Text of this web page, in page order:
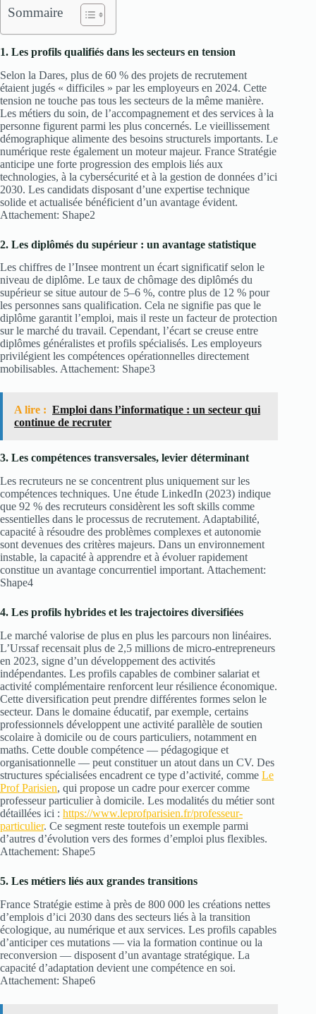
Sommaire
1. Les profils qualifiés dans les secteurs en tension
Selon la Dares, plus de 60 % des projets de recrutement
étaient jugés « difficiles » par les employeurs en 2024. Cette
tension ne touche pas tous les secteurs de la même manière.
Les métiers du soin, de l’accompagnement et des services à la
personne figurent parmi les plus concernés. Le vieillissement
démographique alimente des besoins structurels importants. Le
numérique reste également un moteur majeur. France Stratégie
anticipe une forte progression des emplois liés aux
technologies, à la cybersécurité et à la gestion de données d’ici
2030. Les candidats disposant d’une expertise technique
solide et actualisée bénéficient d’un avantage évident.
Attachement: Shape2
2. Les diplômés du supérieur : un avantage statistique
Les chiffres de l’Insee montrent un écart significatif selon le
niveau de diplôme. Le taux de chômage des diplômés du
supérieur se situe autour de 5–6 %, contre plus de 12 % pour
les personnes sans qualification. Cela ne signifie pas que le
diplôme garantit l’emploi, mais il reste un facteur de protection
sur le marché du travail. Cependant, l’écart se creuse entre
diplômes généralistes et profils spécialisés. Les employeurs
privilégient les compétences opérationnelles directement
mobilisables. Attachement: Shape3
A lire : Emploi dans l’informatique : un secteur qui
continue de recruter
3. Les compétences transversales, levier déterminant
Les recruteurs ne se concentrent plus uniquement sur les
compétences techniques. Une étude LinkedIn (2023) indique
que 92 % des recruteurs considèrent les soft skills comme
essentielles dans le processus de recrutement. Adaptabilité,
capacité à résoudre des problèmes complexes et autonomie
sont devenues des critères majeurs. Dans un environnement
instable, la capacité à apprendre et à évoluer rapidement
constitue un avantage concurrentiel important. Attachement:
Shape4
4. Les profils hybrides et les trajectoires diversifiées
Le marché valorise de plus en plus les parcours non linéaires.
L’Urssaf recensait plus de 2,5 millions de micro-entrepreneurs
en 2023, signe d’un développement des activités
indépendantes. Les profils capables de combiner salariat et
activité complémentaire renforcent leur résilience économique.
Cette diversification peut prendre différentes formes selon le
secteur. Dans le domaine éducatif, par exemple, certains
professionnels développent une activité parallèle de soutien
scolaire à domicile ou de cours particuliers, notamment en
maths. Cette double compétence — pédagogique et
organisationnelle — peut constituer un atout dans un CV. Des
structures spécialisées encadrent ce type d’activité, comme Le
Prof Parisien, qui propose un cadre pour exercer comme
professeur particulier à domicile. Les modalités du métier sont
détaillées ici : https://www.leprofparisien.fr/professeur-
particulier. Ce segment reste toutefois un exemple parmi
d’autres d’évolution vers des formes d’emploi plus flexibles.
Attachement: Shape5
5. Les métiers liés aux grandes transitions
France Stratégie estime à près de 800 000 les créations nettes
d’emplois d’ici 2030 dans des secteurs liés à la transition
écologique, au numérique et aux services. Les profils capables
d’anticiper ces mutations — via la formation continue ou la
reconversion — disposent d’un avantage stratégique. La
capacité d’adaptation devient une compétence en soi.
Attachement: Shape6